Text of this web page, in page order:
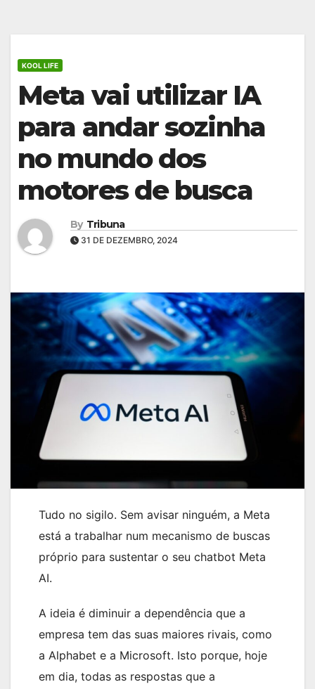
KOOL LIFE
Meta vai utilizar IA
para andar sozinha
no mundo dos
motores de busca
By Tribuna
31 DE DEZEMBRO, 2024
Tudo no sigilo. Sem avisar ninguém, a Meta
está a trabalhar num mecanismo de buscas
próprio para sustentar o seu chatbot Meta
AI.
A ideia é diminuir a dependência que a
empresa tem das suas maiores rivais, como
a Alphabet e a Microsoft. Isto porque, hoje
em dia, todas as respostas que a